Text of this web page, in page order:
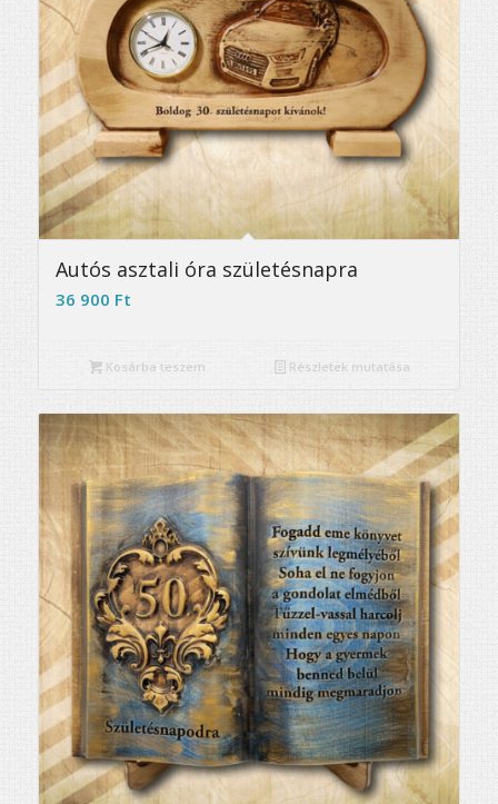
Autós asztali óra születésnapra
36 900 Ft
Kosárba teszem Részletek mutatása